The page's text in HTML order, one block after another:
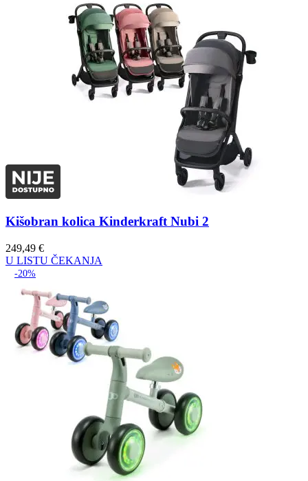
Kišobran kolica Kinderkraft Nubi 2
249,49 €
U LISTU ČEKANJA
-20%